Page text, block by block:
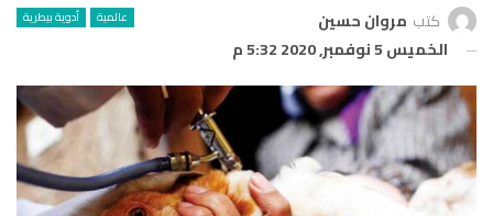
عالمية أدوية بيطرية كتب مروان حسين
الخميس 5 نوفمبر, 2020 5:32 م